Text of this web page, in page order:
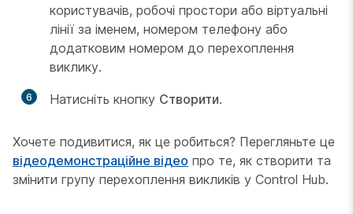
користувачів, робочі простори або віртуальні
лінії за іменем, номером телефону або
додатковим номером до перехоплення
виклику.
6 Натисніть кнопку Створити.
Хочете подивитися, як це робиться? Перегляньте це
відеодемонстраційне відео про те, як створити та
змінити групу перехоплення викликів у Control Hub.